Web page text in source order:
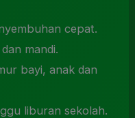
cepat.
mandi.
bayi, anak dan
liburan sekolah.